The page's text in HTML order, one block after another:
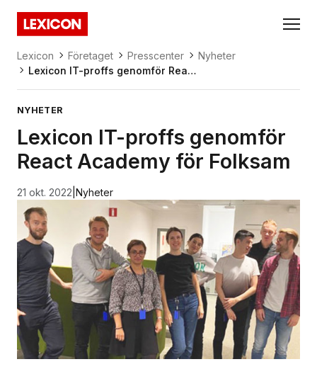
Gå direkt till huvudinnehållet
Lexicon
Lexicon Företaget Presscenter
Nyheter
Lexicon IT-proffs genomför React
NYHETER
Lexicon IT-proffs genomför
React Academy för Folksam
21 okt. 2022 Nyheter